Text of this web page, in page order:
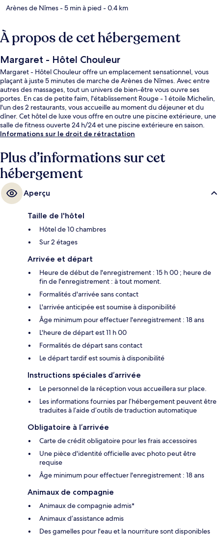
Arènes de Nîmes- 5 min à pied - 0.4 km
À propos de cet hébergement
Margaret - Hôtel Chouleur
Margaret - Hôtel Chouleur offre un emplacement sensationnel, vous
plaçant à juste 5 minutes de marche de Arènes de Nîmes. Avec entre
autres des massages, tout un univers de bien-être vous ouvre ses
portes. En cas de petite faim, l'établissement Rouge - 1 étoile Michelin,
l'un des 2 restaurants, vous accueille au moment du déjeuner et du
dîner. Cet hôtel de luxe vous offre en outre une piscine extérieure, une
salle de fitness ouverte 24 h/24 et une piscine extérieure en saison.
Informations sur le droit de rétractation
Plus d’informations sur cet
hébergement
Aperçu
Taille de l'hôtel
Hôtel de 10 chambres
Sur 2 étages
Arrivée et départ
Heure de début de l'enregistrement : 15 h 00 ; heure de
fin de l'enregistrement : à tout moment.
Formalités d'arrivée sans contact
L'arrivée anticipée est soumise à disponibilité
Âge minimum pour effectuer l'enregistrement : 18 ans
L'heure de départ est 11 h 00
Formalités de départ sans contact
Le départ tardif est soumis à disponibilité
Instructions spéciales d’arrivée
Le personnel de la réception vous accueillera sur place.
Les informations fournies par l’hébergement peuvent être
traduites à l’aide d’outils de traduction automatique
Obligatoire à l’arrivée
Carte de crédit obligatoire pour les frais accessoires
Une pièce d'identité officielle avec photo peut être
requise
Âge minimum pour effectuer l'enregistrement : 18 ans
Animaux de compagnie
Animaux de compagnie admis*
Animaux d’assistance admis
Des gamelles pour l'eau et la nourriture sont disponibles